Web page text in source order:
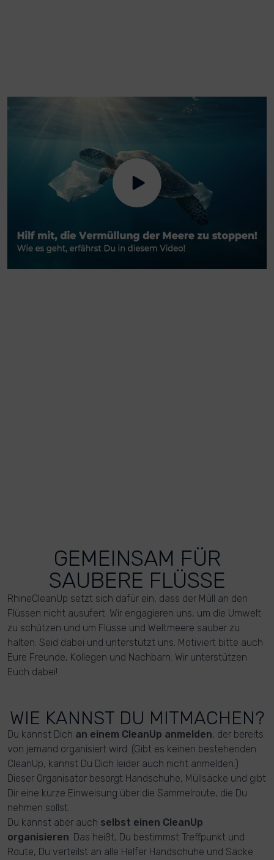
GEMEINSAM FÜR
SAUBERE FLÜSSE
RhineCleanUp setzt sich dafür ein, dass der Müll an den
Flüssen nicht ausufert. Wir engagieren uns, um die Umwelt
zu schützen und um Flüsse und Weltmeere sauber zu
halten. Seid dabei und unterstützt uns. Motiviert bitte auch
Eure Freunde, Kollegen und Nachbarn. Wir unterstützen
Euch dabei!
WIE KANNST DU MITMACHEN?
Du kannst Dich an einem CleanUp anmelden, der bereits
von jemand organisiert wird. (Gibt es keinen bestehenden
CleanUp, kannst Du Dich leider auch nicht anmelden.)
Dieser Organisator besorgt Handschuhe, Müllsäcke und gibt
Dir eine kurze Einweisung über die Sammelroute, die Du
nehmen sollst.
Du kannst aber auch selbst einen CleanUp
organisieren. Das heißt, Du bestimmst Treffpunkt und
Route, Du verteilst an alle Helfer Handschuhe und Säcke